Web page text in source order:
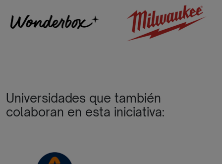
Universidades que también
colaboran en esta iniciativa: